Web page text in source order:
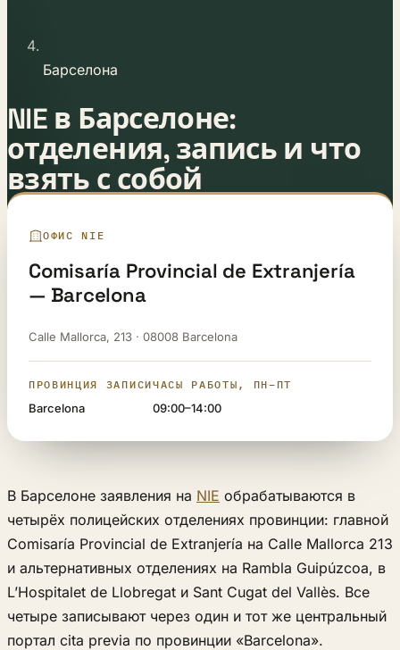
Барселона
NIE в Барселоне:
отделения, запись и что
взять с собой
Residence
ОФИС NIE
Comisaría Provincial de Extranjería
— Barcelona
Calle Mallorca, 213 · 08008 Barcelona
ПРОВИНЦИЯ ЗАПИСИ
Barcelona
ЧАСЫ РАБОТЫ, ПН–ПТ
09:00–14:00
В Барселоне заявления на NIE обрабатываются в
четырёх полицейских отделениях провинции: главной
Comisaría Provincial de Extranjería на Calle Mallorca 213
и альтернативных отделениях на Rambla Guipúzcoa, в
L’Hospitalet de Llobregat и Sant Cugat del Vallès. Все
четыре записывают через один и тот же центральный
портал cita previa по провинции «Barcelona».